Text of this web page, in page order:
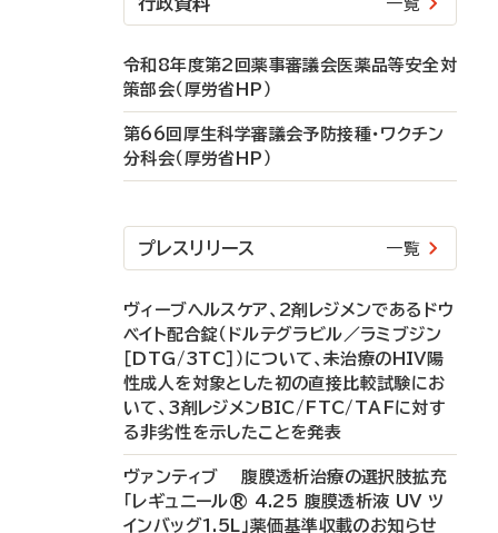
一覧
令和8年度第2回薬事審議会医薬品等安全対
策部会（厚労省HP）
第66回厚生科学審議会予防接種・ワクチン
分科会（厚労省HP）
プレスリリース 一覧
ヴィーブヘルスケア、2剤レジメンであるドウ
ベイト配合錠（ドルテグラビル／ラミブジン
［DTG/3TC］）について、未治療のHIV陽
性成人を対象とした初の直接比較試験にお
いて、3剤レジメンBIC/FTC/TAFに対す
る非劣性を示したことを発表
ヴァンティブ 腹膜透析治療の選択肢拡充
「レギュニール® 4.25 腹膜透析液 UV ツ
インバッグ1.5L」薬価基準収載のお知らせ